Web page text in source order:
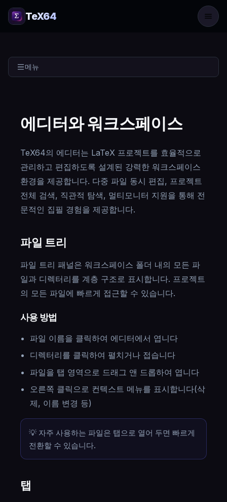
TeX64
메뉴
에디터와 워크스페이스
TeX64의 에디터는 LaTeX 프로젝트를 효율적으로
관리하고 편집하도록 설계된 강력한 워크스페이스
환경을 제공합니다. 다중 파일 동시 편집, 프로젝트
전체 검색, 직관적 탐색, 멀티모니터 지원을 통해 전
문적인 집필 경험을 제공합니다.
파일 트리
파일 트리 패널은 워크스페이스 폴더 내의 모든 파
일과 디렉터리를 계층 구조로 표시합니다. 프로젝트
의 모든 파일에 빠르게 접근할 수 있습니다.
사용 방법
파일 이름을 클릭하여 에디터에서 엽니다
디렉터리를 클릭하여 펼치거나 접습니다
파일을 탭 영역으로 드래그 앤 드롭하여 엽니다
오른쪽 클릭으로 컨텍스트 메뉴를 표시합니다(삭
제, 이름 변경 등)
💡 자주 사용하는 파일은 탭으로 열어 두면 빠르게
전환할 수 있습니다.
탭